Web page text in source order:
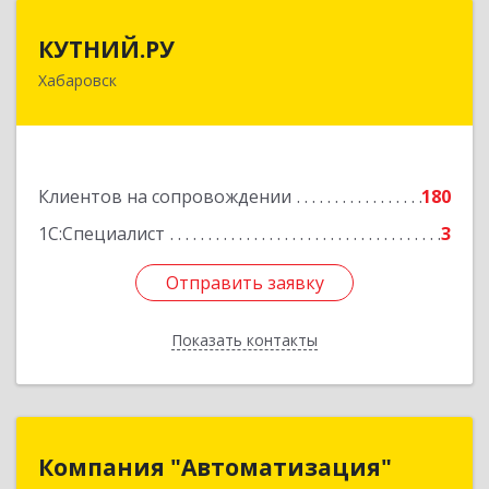
КУТНИЙ.РУ
Хабаровск
Клиентов на сопровождении
180
1С:Специалист
3
Отправить заявку
Показать контакты
680007, Хабаровский край, Хабаровск г,
Отправить заявку
Назад
Компания "Автоматизация"